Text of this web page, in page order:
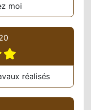
moi
réalisés